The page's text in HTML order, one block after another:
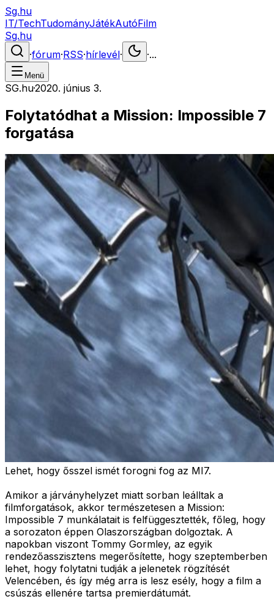
Sg.hu
IT/TechTudományJátékAutóFilm
Sg.hu
·fórum·RSS·hírlevél· ·...
Menü
SG.hu·2020. június 3.
Folytatódhat a Mission: Impossible 7
forgatása
Lehet, hogy ősszel ismét forogni fog az MI7.
Amikor a járványhelyzet miatt sorban leálltak a
filmforgatások, akkor természetesen a Mission:
Impossible 7 munkálatait is felfüggesztették, főleg, hogy
a sorozaton éppen Olaszországban dolgoztak. A
napokban viszont Tommy Gormley, az egyik
rendezőasszisztens megerősítette, hogy szeptemberben
lehet, hogy folytatni tudják a jelenetek rögzítését
Velencében, és így még arra is lesz esély, hogy a film a
csúszás ellenére tartsa premierdátumát.